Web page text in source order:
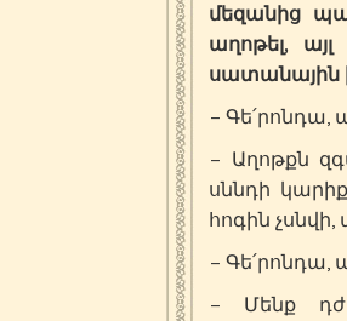
մեզանից
աղոթել,
սատանային
– Գե՛րոնդա,
– Աղոթքն
սննդի
հոգին
– Գե՛րոնդա,
– Մենք